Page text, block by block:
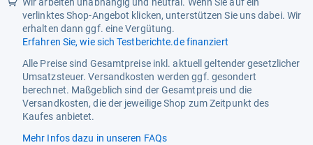
Wir arbeiten unabhängig und neutral. Wenn Sie auf ein
verlinktes Shop-Angebot klicken, unterstützen Sie uns dabei. Wir
erhalten dann ggf. eine Vergütung.
Erfahren Sie, wie sich Testberichte.de finanziert
Alle Preise sind Gesamtpreise inkl. aktuell geltender gesetzlicher
Umsatzsteuer. Versandkosten werden ggf. gesondert
berechnet. Maßgeblich sind der Gesamtpreis und die
Versandkosten, die der jeweilige Shop zum Zeitpunkt des
Kaufes anbietet.
Mehr Infos dazu in unseren FAQs